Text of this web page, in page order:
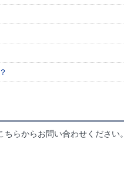
らからお問い合わせください。